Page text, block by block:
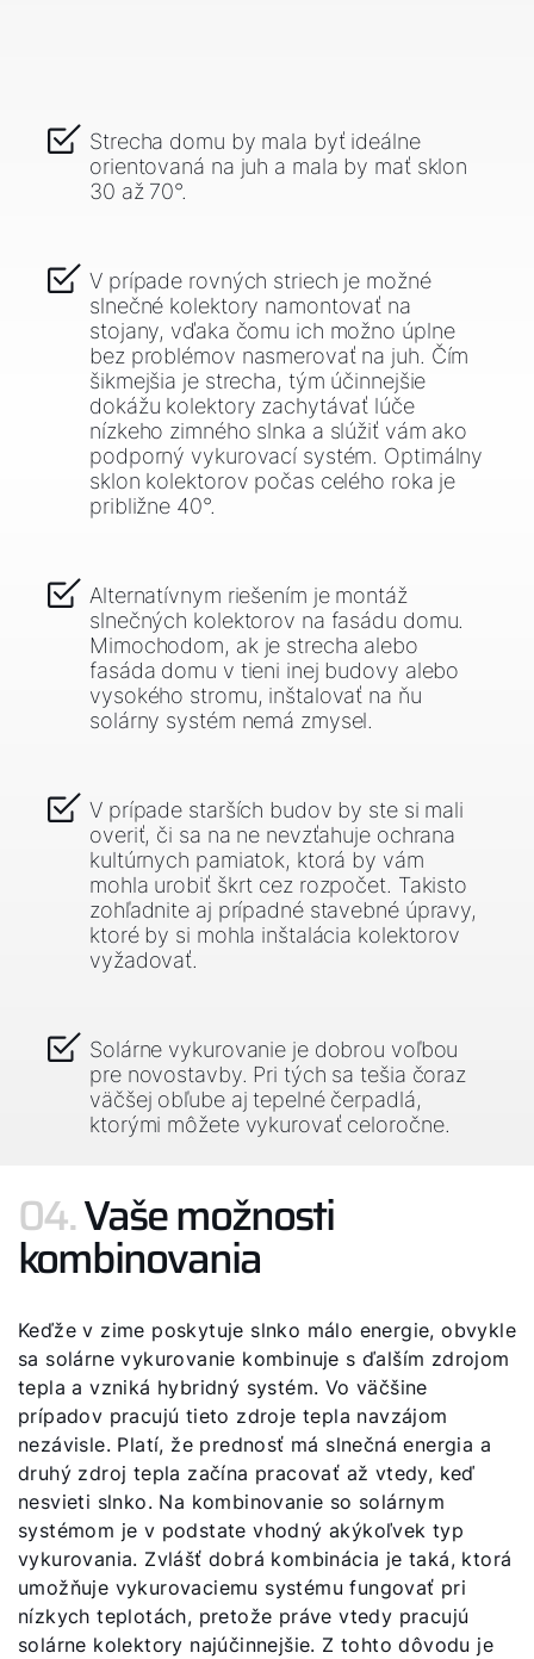
Strecha domu by mala byť ideálne
orientovaná na juh a mala by mať sklon
30 až 70°.
V prípade rovných striech je možné
slnečné kolektory namontovať na
stojany, vďaka čomu ich možno úplne
bez problémov nasmerovať na juh. Čím
šikmejšia je strecha, tým účinnejšie
dokážu kolektory zachytávať lúče
nízkeho zimného slnka a slúžiť vám ako
podporný vykurovací systém. Optimálny
sklon kolektorov počas celého roka je
približne 40°.
Alternatívnym riešením je montáž
slnečných kolektorov na fasádu domu.
Mimochodom, ak je strecha alebo
fasáda domu v tieni inej budovy alebo
vysokého stromu, inštalovať na ňu
solárny systém nemá zmysel.
V prípade starších budov by ste si mali
overiť, či sa na ne nevzťahuje ochrana
kultúrnych pamiatok, ktorá by vám
mohla urobiť škrt cez rozpočet. Takisto
zohľadnite aj prípadné stavebné úpravy,
ktoré by si mohla inštalácia kolektorov
vyžadovať.
Solárne vykurovanie je dobrou voľbou
pre novostavby. Pri tých sa tešia čoraz
väčšej obľube aj tepelné čerpadlá,
ktorými môžete vykurovať celoročne.
04.Vaše možnosti
kombinovania
Keďže v zime poskytuje slnko málo energie, obvykle
sa solárne vykurovanie kombinuje s ďalším zdrojom
tepla a vzniká hybridný systém. Vo väčšine
prípadov pracujú tieto zdroje tepla navzájom
nezávisle. Platí, že prednosť má slnečná energia a
druhý zdroj tepla začína pracovať až vtedy, keď
nesvieti slnko. Na kombinovanie so solárnym
systémom je v podstate vhodný akýkoľvek typ
vykurovania. Zvlášť dobrá kombinácia je taká, ktorá
umožňuje vykurovaciemu systému fungovať pri
nízkych teplotách, pretože práve vtedy pracujú
solárne kolektory najúčinnejšie. Z tohto dôvodu je